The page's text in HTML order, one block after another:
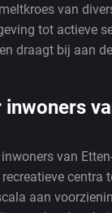
van
tot actieve
draagt bij aan
van
centra
aan